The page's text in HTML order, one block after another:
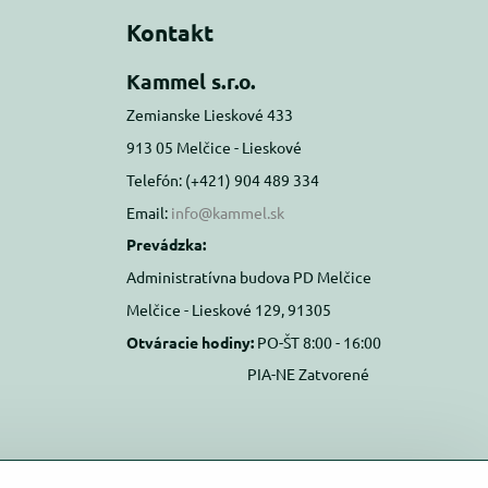
Kontakt
Kammel s.r.o.
Zemianske Lieskové 433
913 05 Melčice - Lieskové
Telefón: (+421) 904 489 334
Email: info@kammel.sk
Prevádzka:
Administratívna budova PD Melčice
Melčice - Lieskové 129, 91305
Otváracie hodiny: PO-ŠT 8:00 - 16:00
PIA-NE Zatvorené